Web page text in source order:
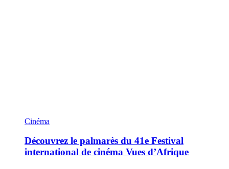
Cinéma
Découvrez le palmarès du 41e Festival
international de cinéma Vues d’Afrique